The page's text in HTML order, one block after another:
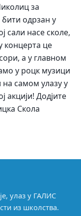
за
одрзан у
сали насе сколе,
концерта це
а у главном
у роцк музици
самом улазу у
акцији! Додјите
Скола
улаз у ГАЛИС
из школства.